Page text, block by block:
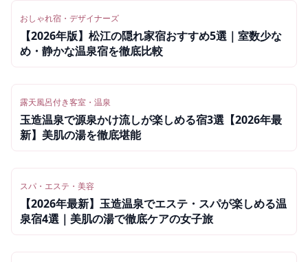
おしゃれ宿・デザイナーズ
【2026年版】松江の隠れ家宿おすすめ5選｜室数少な
め・静かな温泉宿を徹底比較
露天風呂付き客室・温泉
玉造温泉で源泉かけ流しが楽しめる宿3選【2026年最
新】美肌の湯を徹底堪能
スパ・エステ・美容
【2026年最新】玉造温泉でエステ・スパが楽しめる温
泉宿4選｜美肌の湯で徹底ケアの女子旅